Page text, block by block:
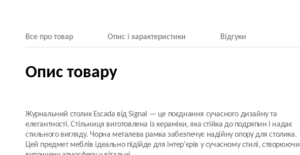
Все про товар Опис і характеристики Відгуки
Опис товару
Журнальний столик Escada від Signal — це поєднання сучасного дизайну та
елегантності. Стільниця виготовлена із кераміки, яка стійка до подряпин і надає
стильного вигляду. Чорна металева рамка забезпечує надійну опору для столика.
Цей предмет меблів ідеально підійде для інтер'єрів у сучасному стилі, створюючи